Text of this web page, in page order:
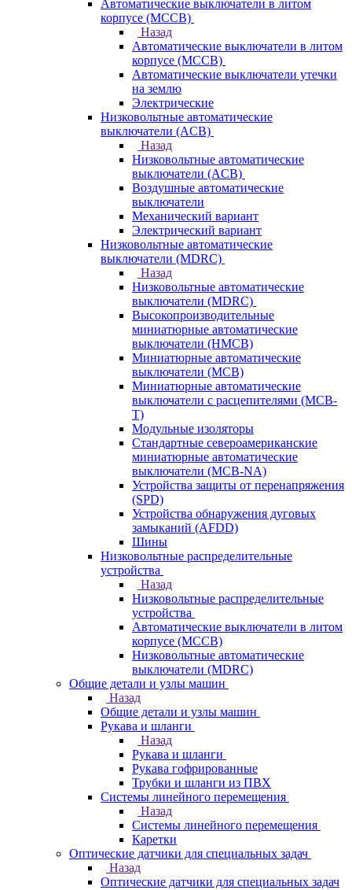
Автоматические выключатели в литом
корпусе (MCCB)
Назад
Автоматические выключатели в литом
корпусе (MCCB)
Автоматические выключатели утечки
на землю
Электрические
Низковольтные автоматические
выключатели (ACB)
Назад
Низковольтные автоматические
выключатели (ACB)
Воздушные автоматические
выключатели
Механический вариант
Электрический вариант
Низковольтные автоматические
выключатели (MDRC)
Назад
Низковольтные автоматические
выключатели (MDRC)
Высокопроизводительные
миниатюрные автоматические
выключатели (HMCB)
Миниатюрные автоматические
выключатели (MCB)
Миниатюрные автоматические
выключатели с расцепителями (MCB-
T)
Модульные изоляторы
Стандартные североамериканские
миниатюрные автоматические
выключатели (MCB-NA)
Устройства защиты от перенапряжения
(SPD)
Устройства обнаружения дуговых
замыканий (AFDD)
Шины
Низковольтные распределительные
устройства
Назад
Низковольтные распределительные
устройства
Автоматические выключатели в литом
корпусе (MCCB)
Низковольтные автоматические
выключатели (MDRC)
Общие детали и узлы машин
Назад
Общие детали и узлы машин
Рукава и шланги
Назад
Рукава и шланги
Рукава гофрированные
Трубки и шланги из ПВХ
Системы линейного перемещения
Назад
Системы линейного перемещения
Каретки
Оптические датчики для специальных задач
Назад
Оптические датчики для специальных задач